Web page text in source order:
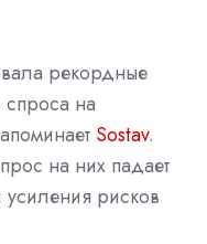
рекордные
спроса на
Sostav.
на них падает
рисков